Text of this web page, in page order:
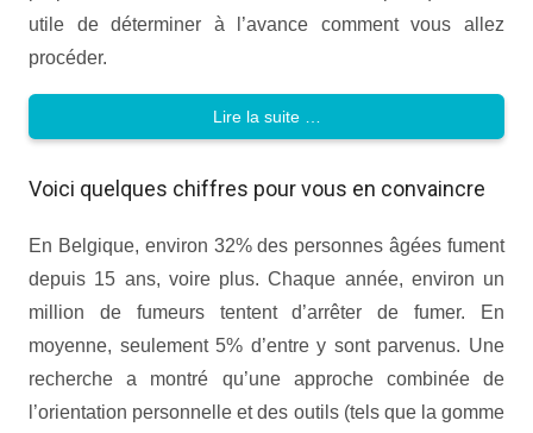
utile de déterminer à l’avance comment vous allez
procéder.
Lire la suite …
Voici quelques chiffres pour vous en convaincre
En Belgique, environ 32% des personnes âgées fument
depuis 15 ans, voire plus. Chaque année, environ un
million de fumeurs tentent d’arrêter de fumer. En
moyenne, seulement 5% d’entre y sont parvenus. Une
recherche a montré qu’une approche combinée de
l’orientation personnelle et des outils (tels que la gomme